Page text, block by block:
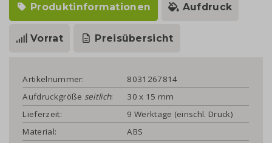
Produktinformationen Aufdruck
Vorrat Preisübersicht
Artikelnummer:
8031267814
Aufdruckgröße seitlich:
30 x 15 mm
Lieferzeit:
9 Werktage (einschl. Druck)
Material:
ABS